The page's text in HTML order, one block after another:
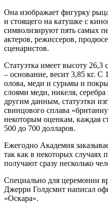
Она изображает фигурку
и стоящего на катушке с
символизируют пять самых
актеров, режиссеров,
сценаристов.
Статуэтка имеет высоту 26,3
– основание, весит 3,85 кг. С
олова, меди и сурьмы и
слоями меди, никеля,
другим данным, статуэтки
свинцового сплава
некоторым оценкам, каждая
500 до 700 долларов.
Ежегодно Академия
так как в некоторых случаях
получают сразу несколько
Специально для церемонии
Джерри Голдсмит написал
«Оскара».